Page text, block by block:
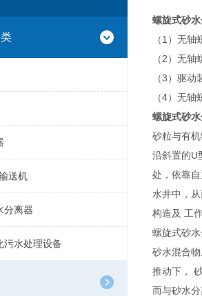
送机
分离器
污水处理设备
螺旋式砂
（1）无
（2）无
（3）驱
（4）无
螺旋式砂
砂粒与有
沿斜置的U
处，依靠
水井中，
构造及 工
螺旋式砂
砂水混合
推动下，
而与砂水